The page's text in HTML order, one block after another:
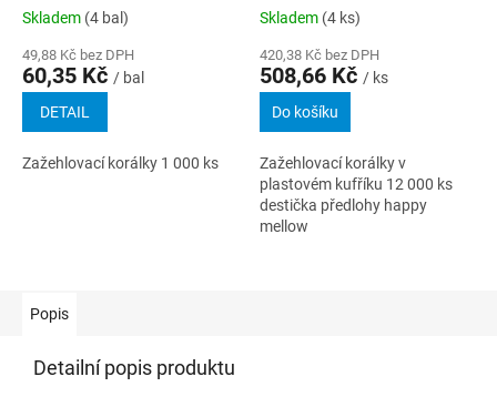
Skladem (4 bal)
49,88 Kč bez DPH
60,35 Kč / bal
DETAIL
Zažehlovací korálky 1 000 ks
mellow
Skladem (4 ks)
420,38 Kč bez DPH
508,66 Kč / ks
Do košíku
Zažehlovací korálky v
plastovém kufříku 12 000 ks
destička předlohy happy
mellow
Popis
Detailní popis produktu